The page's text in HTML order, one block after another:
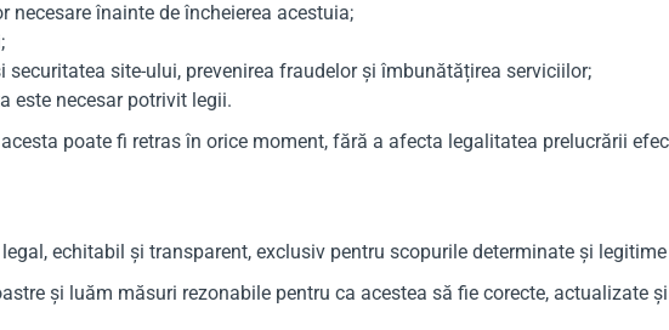
înainte de încheierea acestuia;
site-ului, prevenirea fraudelor și îmbunătățirea serviciilor;
este necesar potrivit legii.
poate fi retras în orice moment, fără a afecta legalitatea prelucrării
echitabil și transparent, exclusiv pentru scopurile determinate și
și luăm măsuri rezonabile pentru ca acestea să fie corecte, actualizate